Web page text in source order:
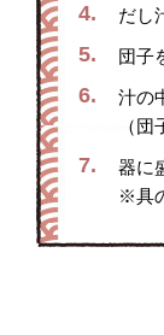
4. だし
5. 団子
6.
汁の
（
7.
器に
※具